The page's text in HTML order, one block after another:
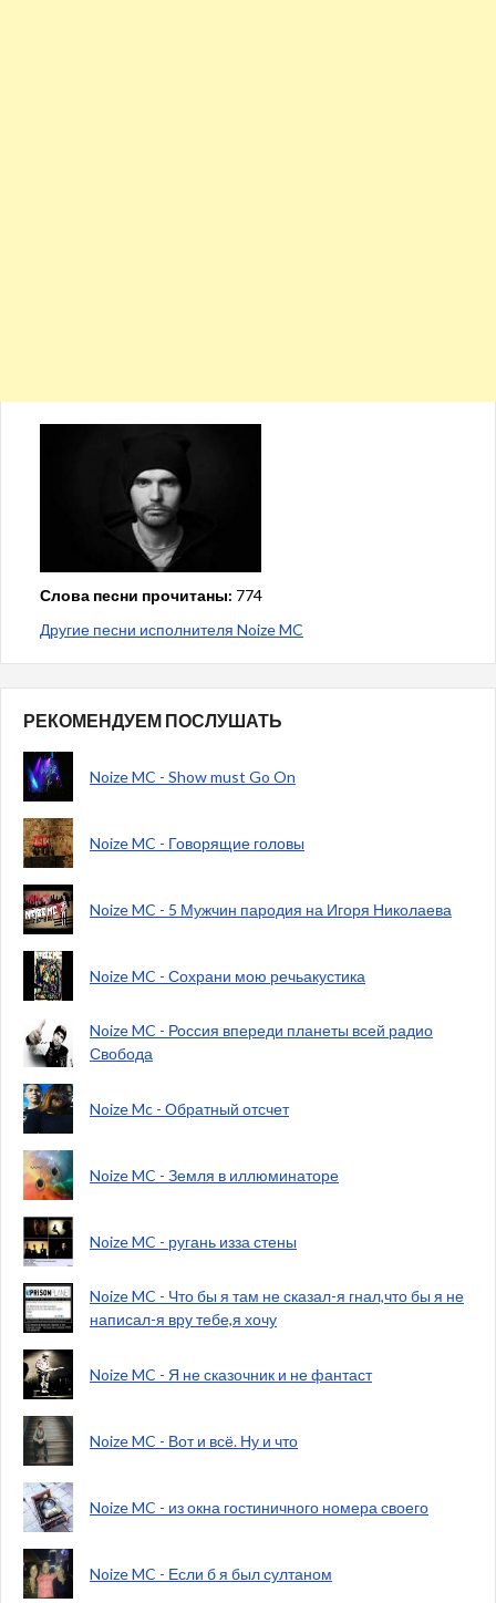
Слова песни прочитаны: 774
Другие песни исполнителя Noize MC
РЕКОМЕНДУЕМ ПОСЛУШАТЬ
Noize MC - Show must Go On
Noize MC - Говорящие головы
Noize MC - 5 Мужчин пародия на Игоря Николаева
Noize MC - Сохрани мою речьакустика
Noize MC - Россия впереди планеты всей радио
Свобода
Noize Mc - Обратный отсчет
Noize MC - Земля в иллюминаторе
Noize MC - ругань изза стены
Noize MC - Что бы я там не сказал-я гнал,что бы я не
написал-я вру тебе,я хочу
Noize MC - Я не сказочник и не фантаст
Noize MC - Вот и всё. Ну и что
Noize MC - из окна гостиничного номера своего
Noize MC - Если б я был султаном